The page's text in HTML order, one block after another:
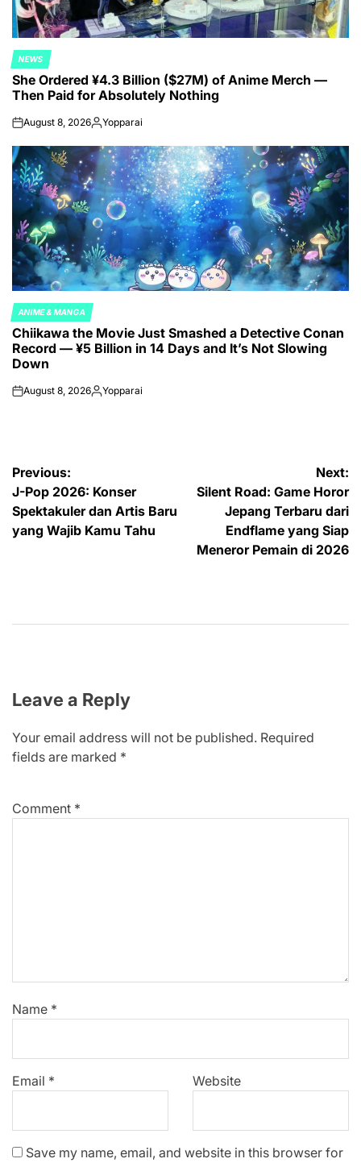
POSTED
IN
NEWS
She Ordered ¥4.3 Billion ($27M) of Anime Merch —
Then Paid for Absolutely Nothing
onAugust 8, 2026Posted
Yopparai
POSTED
IN
ANIME & MANGA
Chiikawa the Movie Just Smashed a Detective Conan
Record — ¥5 Billion in 14 Days and It’s Not Slowing
Down
onAugust 8, 2026Posted
Yopparai
Post
navigation
Previous:
J-Pop 2026: Konser
Spektakuler dan Artis Baru
yang Wajib Kamu Tahu
Next:
Silent Road: Game Horor
Jepang Terbaru dari
Endflame yang Siap
Meneror Pemain di 2026
Leave a Reply
Your email address will not be published. Required
fields are marked *
Comment *
Name *
Email * Website
Save my name, email, and website in this browser for